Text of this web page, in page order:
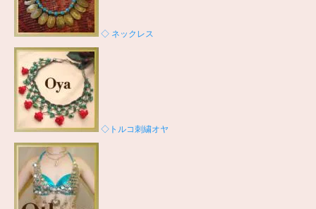
◇ ネックレス
◇トルコ刺繍オヤ